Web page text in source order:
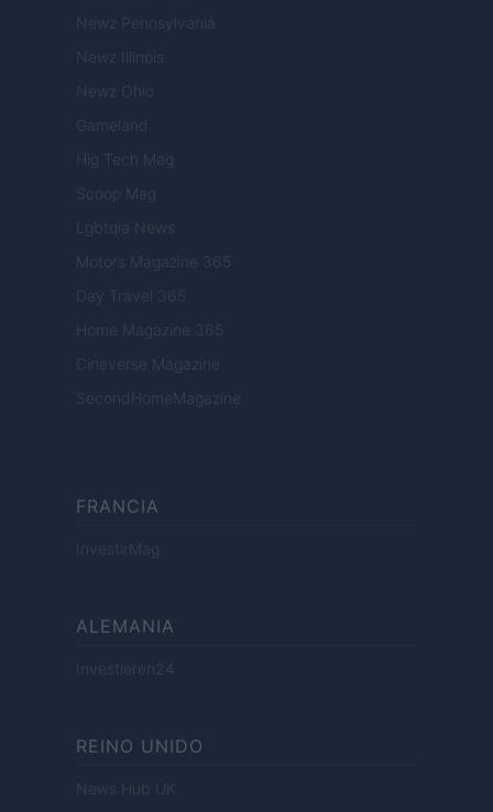
Newz Pennsylvania
Newz Illinois
Newz Ohio
Gameland
Hig Tech Mag
Scoop Mag
Lgbtqia News
Motors Magazine 365
Day Travel 365
Home Magazine 365
Cineverse Magazine
SecondHomeMagazine
FRANCIA
InvestirMag
ALEMANIA
Investieren24
REINO UNIDO
News Hub UK